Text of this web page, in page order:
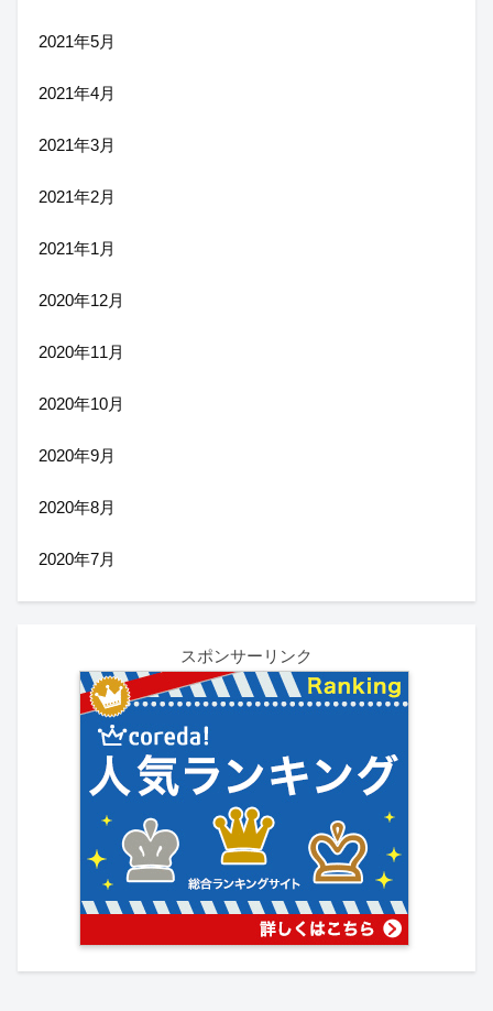
2021年5月
2021年4月
2021年3月
2021年2月
2021年1月
2020年12月
2020年11月
2020年10月
2020年9月
2020年8月
2020年7月
スポンサーリンク